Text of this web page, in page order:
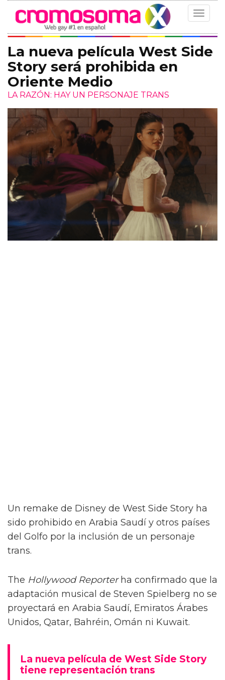
Toggle
La nueva película West Side
Story será prohibida en
Oriente Medio
LA RAZÓN: HAY UN PERSONAJE TRANS
Un remake de Disney de West Side Story ha
sido prohibido en Arabia Saudí y otros países
del Golfo por la inclusión de un personaje
trans.
The Hollywood Reporterha confirmado que la
adaptación musical de Steven Spielberg no se
proyectará en Arabia Saudí, Emiratos Árabes
Unidos, Qatar, Bahréin, Omán ni Kuwait.
La nueva película de West Side Story
tiene representación trans